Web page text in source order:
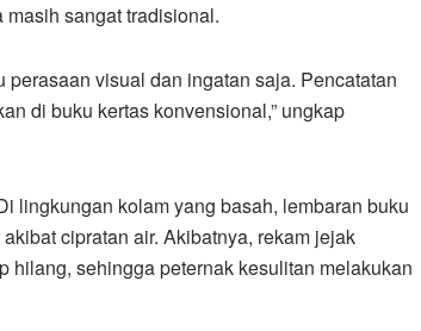
sangat tradisional.
visual dan ingatan saja. Pencatatan
di buku kertas konvensional,” ungkap
lingkungan kolam yang basah, lembaran buku
cipratan air. Akibatnya, rekam jejak
hilang, sehingga peternak kesulitan melakukan